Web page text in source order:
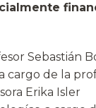
Sebastián
de la
Erika Isler